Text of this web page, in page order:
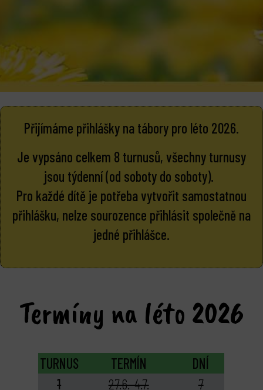
Přijímáme přihlášky na tábory pro léto 2026.
Je vypsáno celkem 8 turnusů, všechny turnusy
jsou týdenní (od soboty do soboty).
Pro každé dítě je potřeba vytvořit samostatnou
přihlášku, nelze sourozence přihlásit společně na
jedné přihlášce.
Termíny na léto 2026
TURNUS TERMÍN
DNÍ
1
27.6.-4.7.
7